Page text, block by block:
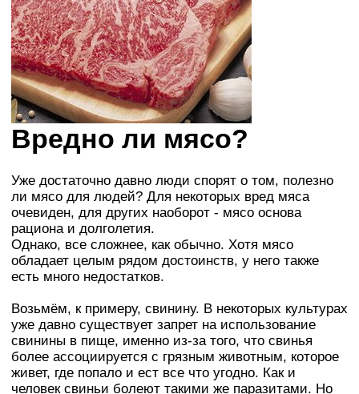
Вредно ли мясо?
Уже достаточно давно люди спорят о том, полезно
ли мясо для людей? Для некоторых вред мяса
очевиден, для других наоборот - мясо основа
рациона и долголетия.
Однако, все сложнее, как обычно. Хотя мясо
обладает целым рядом достоинств, у него также
есть много недостатков.
Возьмём, к примеру, свинину. В некоторых культурах
уже давно существует запрет на использование
свинины в пище, именно из-за того, что свинья
более ассоциируется с грязным животным, которое
живет, где попало и ест все что угодно. Как и
человек свиньи болеют такими же паразитами. Но